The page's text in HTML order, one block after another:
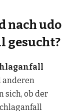
nach udo
gesucht?
anderen
sich, ob der